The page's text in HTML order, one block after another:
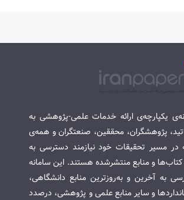
یکپارچه‌ی ارائه خدمات علمی-پژوهشی به
پژوهشگران، محققین، صنعتگران و همه‌ی
در مسیر تحقیقات خود نیازمند دسترسی به
و منابع منتشرشده هستند. این سامانه
به آخرین و به‌روزترین منابع دانشگاهی،
و سایر منابع علمی و پژوهشی، درصدد